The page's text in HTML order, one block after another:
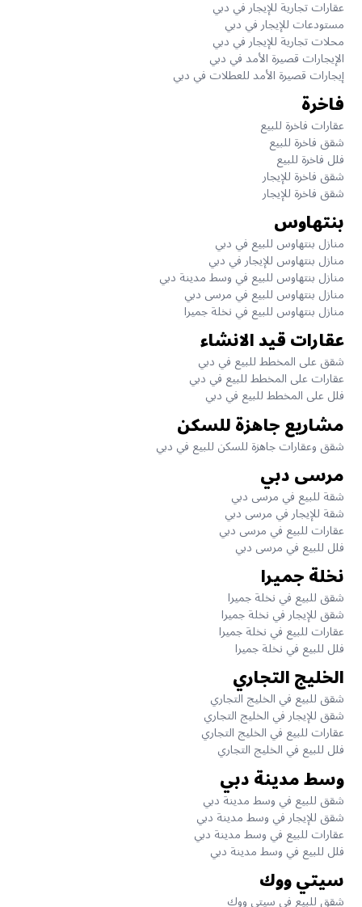
عقارات تجارية للإيجار في دبي
مستودعات للإيجار في دبي
محلات تجارية للإيجار في دبي
الإيجارات قصيرة الأمد في دبي
إيجارات قصيرة الأمد للعطلات في دبي
فاخرة
عقارات فاخرة للبيع
شقق فاخرة للبيع
فلل فاخرة للبيع
شقق فاخرة للإيجار
شقق فاخرة للإيجار
بنتهاوس
منازل بنتهاوس للبيع في دبي
منازل بنتهاوس للإيجار في دبي
منازل بنتهاوس للبيع في وسط مدينة دبي
منازل بنتهاوس للبيع في مرسى دبي
منازل بنتهاوس للبيع في نخلة جميرا
عقارات قيد الانشاء
شقق على المخطط للبيع في دبي
عقارات على المخطط للبيع في دبي
فلل على المخطط للبيع في دبي
مشاريع جاهزة للسكن
شقق وعقارات جاهزة للسكن للبيع في دبي
مرسى دبي
شقة للبيع في مرسى دبي
شقة للإيجار في مرسى دبي
عقارات للبيع في مرسى دبي
فلل للبيع في مرسى دبي
نخلة جميرا
شقق للبيع في نخلة جميرا
شقق للإيجار في نخلة جميرا
عقارات للبيع في نخلة جميرا
فلل للبيع في نخلة جميرا
الخليج التجاري
شقق للبيع في الخليج التجاري
شقق للإيجار في الخليج التجاري
عقارات للبيع في الخليج التجاري
فلل للبيع في الخليج التجاري
وسط مدينة دبي
شقق للبيع في وسط مدينة دبي
شقق للإيجار في وسط مدينة دبي
عقارات للبيع في وسط مدينة دبي
فلل للبيع في وسط مدينة دبي
سيتي ووك
شقق للبيع في سيتي ووك